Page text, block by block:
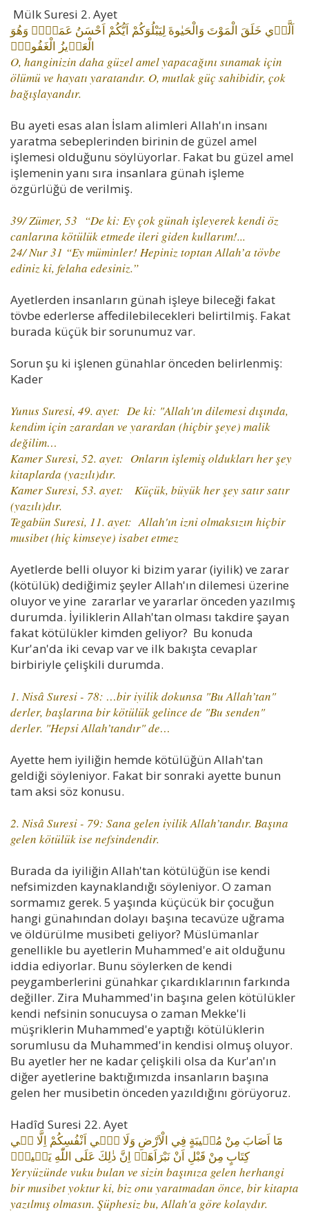
Mülk Suresi 2. Ayet
اَلَّذ۪ي خَلَقَ الْمَوْتَ وَالْحَيٰوةَ لِيَبْلُوَكُمْ اَيُّكُمْ اَحْسَنُ عَمَلًاۜ وَهُوَ
الْعَز۪يزُ الْغَفُورُۙ
O, hanginizin daha güzel amel yapacağını sınamak için
ölümü ve hayatı yaratandır. O, mutlak güç sahibidir, çok
bağışlayandır.
Bu ayeti esas alan İslam alimleri Allah'ın insanı
yaratma sebeplerinden birinin de güzel amel
işlemesi olduğunu söylüyorlar. Fakat bu güzel amel
işlemenin yanı sıra insanlara günah işleme
özgürlüğü de verilmiş.
39/ Zümer, 53 “De ki: Ey çok günah işleyerek kendi öz
canlarına kötülük etmede ileri giden kullarım!...
24/ Nur 31 “Ey müminler! Hepiniz toptan Allah’a tövbe
ediniz ki, felaha edesiniz.”
Ayetlerden insanların günah işleye bileceği fakat
tövbe ederlerse affedilebilecekleri belirtilmiş. Fakat
burada küçük bir sorunumuz var.
Sorun şu ki işlenen günahlar önceden belirlenmiş:
Kader
Yunus Suresi, 49. ayet: De ki: "Allah'ın dilemesi dışında,
kendim için zarardan ve yarardan (hiçbir şeye) malik
değilim…
Kamer Suresi, 52. ayet: Onların işlemiş oldukları her şey
kitaplarda (yazılı)dır.
Kamer Suresi, 53. ayet: Küçük, büyük her şey satır satır
(yazılı)dır.
Tegabün Suresi, 11. ayet: Allah'ın izni olmaksızın hiçbir
musibet (hiç kimseye) isabet etmez
Ayetlerde belli oluyor ki bizim yarar (iyilik) ve zarar
(kötülük) dediğimiz şeyler Allah'ın dilemesi üzerine
oluyor ve yine zararlar ve yararlar önceden yazılmış
durumda. İyiliklerin Allah'tan olması takdire şayan
fakat kötülükler kimden geliyor? Bu konuda
Kur'an'da iki cevap var ve ilk bakışta cevaplar
birbiriyle çelişkili durumda.
1. Nisâ Suresi - 78: …bir iyilik dokunsa "Bu Allah’tan"
derler, başlarına bir kötülük gelince de "Bu senden"
derler. "Hepsi Allah’tandır" de…
Ayette hem iyiliğin hemde kötülüğün Allah'tan
geldiği söyleniyor. Fakat bir sonraki ayette bunun
tam aksi söz konusu.
2. Nisâ Suresi - 79: Sana gelen iyilik Allah’tandır. Başına
gelen kötülük ise nefsindendir.
Burada da iyiliğin Allah'tan kötülüğün ise kendi
nefsimizden kaynaklandığı söyleniyor. O zaman
sormamız gerek. 5 yaşında küçücük bir çocuğun
hangi günahından dolayı başına tecavüze uğrama
ve öldürülme musibeti geliyor? Müslümanlar
genellikle bu ayetlerin Muhammed'e ait olduğunu
iddia ediyorlar. Bunu söylerken de kendi
peygamberlerini günahkar çıkardıklarının farkında
değiller. Zira Muhammed'in başına gelen kötülükler
kendi nefsinin sonucuysa o zaman Mekke'li
müşriklerin Muhammed'e yaptığı kötülüklerin
sorumlusu da Muhammed'in kendisi olmuş oluyor.
Bu ayetler her ne kadar çelişkili olsa da Kur'an'ın
diğer ayetlerine baktığımızda insanların başına
gelen her musibetin önceden yazıldığını görüyoruz.
Hadîd Suresi 22. Ayet
مَٓا اَصَابَ مِنْ مُص۪يبَةٍ فِي الْاَرْضِ وَلَا ف۪ٓي اَنْفُسِكُمْ اِلَّا ف۪ي
كِتَابٍ مِنْ قَبْلِ اَنْ نَبْرَاَهَاۜ اِنَّ ذٰلِكَ عَلَى اللّٰهِ يَس۪يرٌۚ
Yeryüzünde vuku bulan ve sizin başınıza gelen herhangi
bir musibet yoktur ki, biz onu yaratmadan önce, bir kitapta
yazılmış olmasın. Şüphesiz bu, Allah'a göre kolaydır.